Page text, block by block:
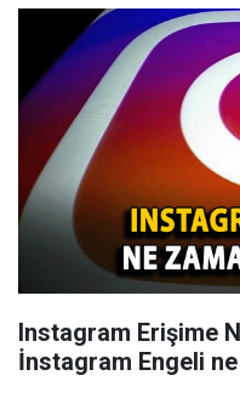
Instagram Erişime
İnstagram Engeli